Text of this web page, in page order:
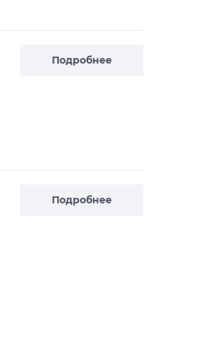
Подробнее
Подробнее